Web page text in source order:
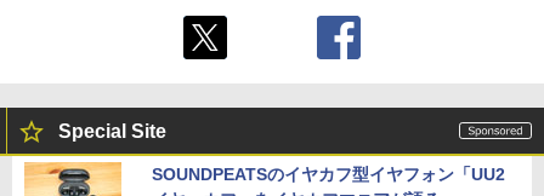
Special Site
SOUNDPEATSのイヤカフ型イヤフォン「UU2